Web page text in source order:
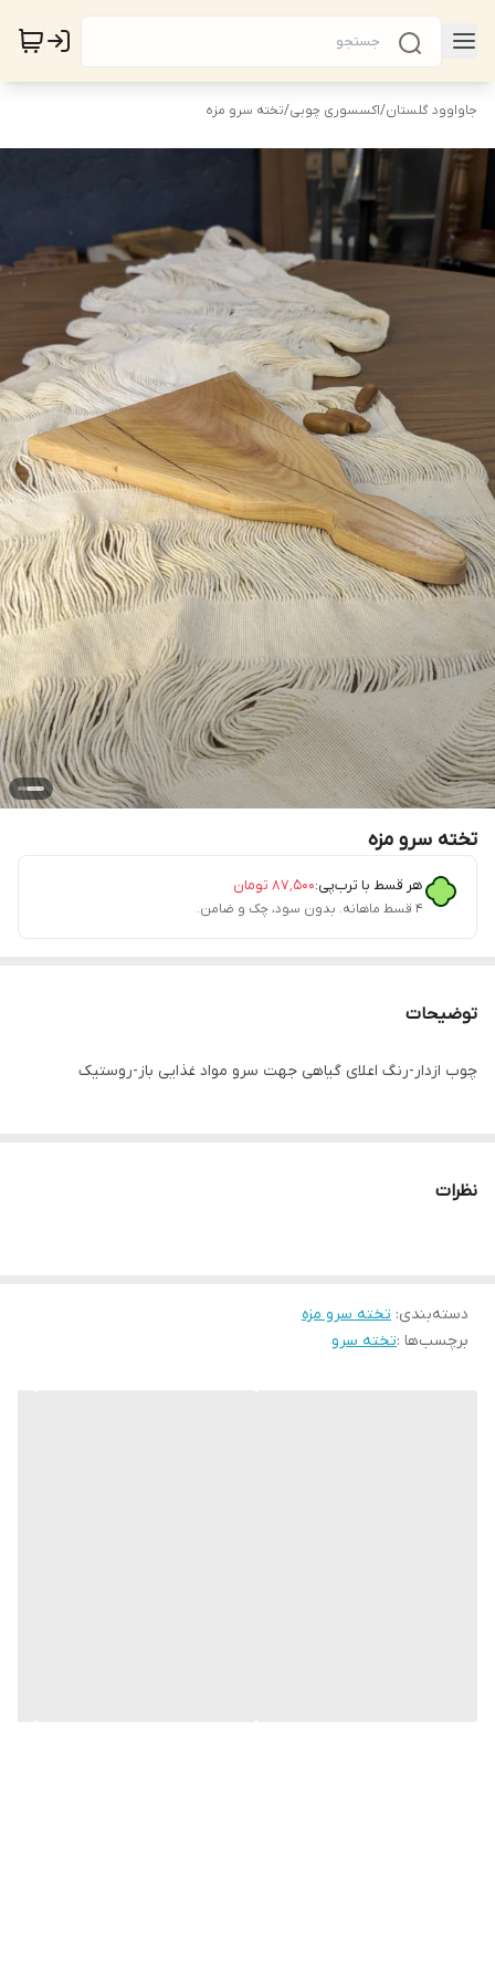
جاواوود گلستان/اکسسوری چوبی/تخته سرو مزه
تخته سرو مزه
هر قسط با ترب‌پی:۸۷٬۵۰۰ تومان
۴ قسط ماهانه. بدون سود، چک و ضامن.
توضیحات
چوب ازدار-رنگ اعلای گیاهی جهت سرو مواد غذایی باز-روستیک
نظرات
دسته‌بندی: تخته سرو مزه
برچسب‌ها :تخته سرو